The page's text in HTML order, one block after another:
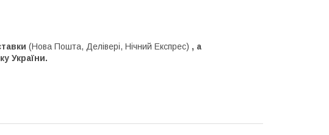
(Нова Пошта, Делівері, Нічний Експрес) , а
України.